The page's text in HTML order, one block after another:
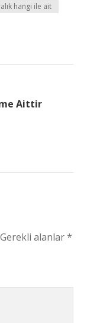
hangi ile ait
Aittir
Gerekli alanlar*